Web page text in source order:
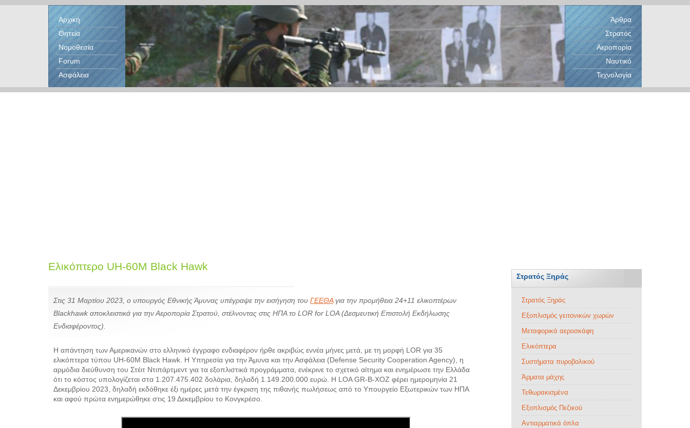
Αρχική
Θητεία
Νομοθεσία
Forum
Ασφάλεια
Άρθρα
Στρατός
Αεροπορία
Ναυτικό
Τεχνολογία
Ελικόπτερο UH-60M Black Hawk
Στις 31 Μαρτίου 2023, ο υπουργός Εθνικής Άμυνας υπέγραψε την εισήγηση τουΓΕΕΘΑγια την προμήθεια 24+11 ελικοπτέρων
Blackhawk αποκλειστικά για την Αεροπορία Στρατού, στέλνοντας στις ΗΠΑ το LOR for LOA (Δεσμευτική Επιστολή Εκδήλωσης
Ενδιαφέροντος).
Η απάντηση των Αμερικανών στο ελληνικό έγγραφο ενδιαφέρον ήρθε ακριβώς εννέα μήνες μετά, με τη μορφή LOR για 35
ελικόπτερα τύπου UH-60M Black Hawk. Η Υπηρεσία για την Άμυνα και την Ασφάλεια (Defense Security Cooperation Agency), η
αρμόδια διεύθυνση του Στέιτ Ντιπάρτμεντ για τα εξοπλιστικά προγράμματα, ενέκρινε το σχετικό αίτημα και ενημέρωσε την Ελλάδα
ότι το κόστος υπολογίζεται στα 1.207.475.402 δολάρια, δηλαδή 1.149.200.000 ευρώ. H LOA GR-B-XOZ φέρει ημερομηνία 21
Δεκεμβρίου 2023, δηλαδή εκδόθηκε έξι ημέρες μετά την έγκριση της πιθανής πωλήσεως από το Υπουργείο Εξωτερικών των ΗΠΑ
και αφού πρώτα ενημερώθηκε στις 19 Δεκεμβρίου το Κονγκρέσο.
Στρατός Ξηράς
Στρατός Ξηράς
Εξοπλισμός γειτονικών χωρών
Μεταφορικά αεροσκάφη
Ελικόπτερα
Συστήματα πυροβολικού
Άρματα μάχης
Τεθωρακισμένα
Εξοπλισμός Πεζικού
Αντιαρματικά όπλα